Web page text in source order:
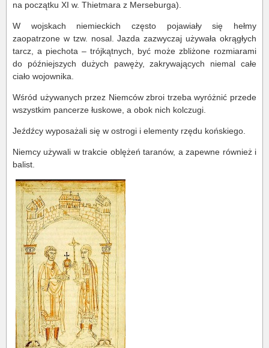
na początku XI w. Thietmara z Merseburga).
W wojskach niemieckich często pojawiały się hełmy
zaopatrzone w tzw. nosal. Jazda zazwyczaj używała okrągłych
tarcz, a piechota – trójkątnych, być może zbliżone rozmiarami
do późniejszych dużych pawęży, zakrywających niemal całe
ciało wojownika.
Wśród używanych przez Niemców zbroi trzeba wyróżnić przede
wszystkim pancerze łuskowe, a obok nich kolczugi.
Jeźdźcy wyposażali się w ostrogi i elementy rzędu końskiego.
Niemcy używali w trakcie oblężeń taranów, a zapewne również i
balist.